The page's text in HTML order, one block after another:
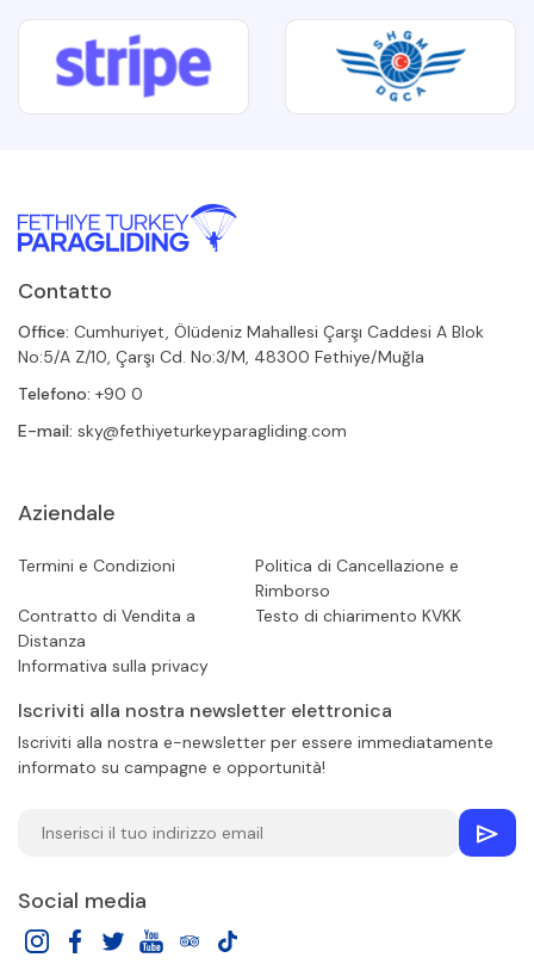
Contatto
Office: Cumhuriyet, Ölüdeniz Mahallesi Çarşı Caddesi A Blok
No:5/A Z/10, Çarşı Cd. No:3/M, 48300 Fethiye/Muğla
Telefono: +90 0
E-mail: sky@fethiyeturkeyparagliding.com
Aziendale
Termini e Condizioni
Politica di Cancellazione e
Rimborso
Contratto di Vendita a
Distanza
Testo di chiarimento KVKK
Informativa sulla privacy
Iscriviti alla nostra newsletter elettronica
Iscriviti alla nostra e-newsletter per essere immediatamente
informato su campagne e opportunità!
Social media